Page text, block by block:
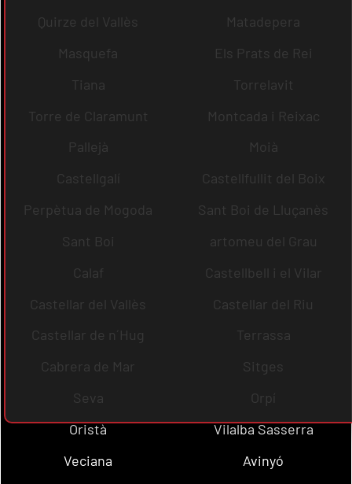
Quirze del Vallès
Matadepera
Masquefa
Els Prats de Rei
Tiana
Torrelavit
Torre de Claramunt
Montcada i Reixac
Pallejà
Moià
Castellgalí
Castellfullit del Boix
Perpètua de Mogoda
Sant Boi de Lluçanès
Sant Boi
artomeu del Grau
Calaf
Castellbell i el Vilar
Castellar del Vallès
Castellar del Riu
Castellar de n´Hug
Terrassa
Cabrera de Mar
Sitges
Seva
Orpí
Oristà
Vilalba Sasserra
Veciana
Avinyó